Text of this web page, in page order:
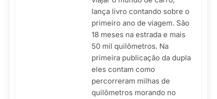
lança livro contando sobre o
primeiro ano de viagem. São
18 meses na estrada e mais
50 mil quilômetros. Na
primeira publicação da dupla
eles contam como
percorreram milhas de
quilômetros morando no